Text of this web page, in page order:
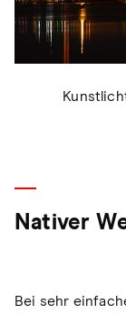
Nativer
Bei sehr